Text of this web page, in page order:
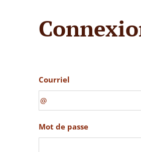
Courriel
Mot de passe